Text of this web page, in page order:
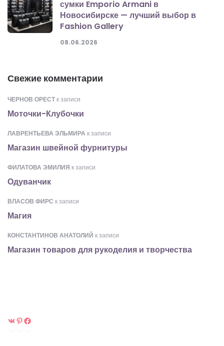
сумки Emporio Armani в
Новосибирске — лучший выбор в
Fashion Gallery
08.06.2026
Свежие комментарии
ЧЕРНОВ ОРЕСТ к записи
Моточки-Клубочки
ЛАВРЕНТЬЕВА ЭЛЬМИРА к записи
Магазин швейной фурнитуры
ФИЛАТОВА ЭМИЛИЯ к записи
Одуванчик
ВЛАСОВ ФИРС к записи
Магия
КОНСТАНТИНОВ АНАТОЛИЙ к записи
Магазин товаров для рукоделия и творчества
ВКонтакте
Pinterest